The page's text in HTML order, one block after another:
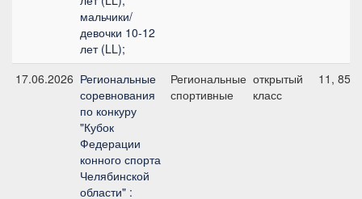
мальчики/
девочки 10-12
лет (LL);
17.06.2026 Региональные
соревнования
по конкуру
"Кубок
Федерации
конного спорта
Челябинской
области" :
Региональные
спортивные
открытый
класс
11, 85